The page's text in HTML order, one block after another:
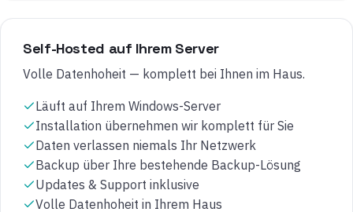
Self-Hosted auf Ihrem Server
Volle Datenhoheit — komplett bei Ihnen im Haus.
Läuft auf Ihrem Windows-Server
Installation übernehmen wir komplett für Sie
Daten verlassen niemals Ihr Netzwerk
Backup über Ihre bestehende Backup-Lösung
Updates & Support inklusive
Volle Datenhoheit in Ihrem Haus